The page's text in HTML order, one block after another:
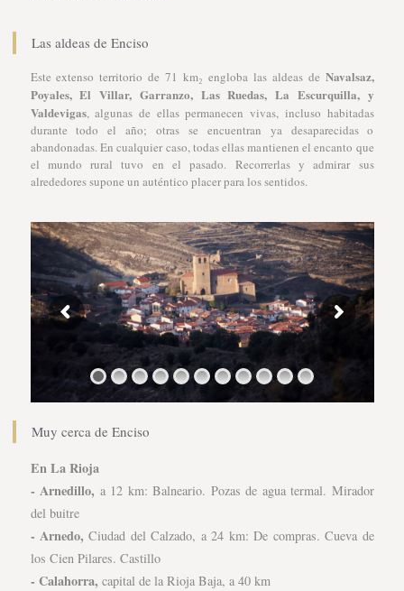
Las aldeas de Enciso
Este extenso territorio de 71 km₂ engloba las aldeas de Navalsaz,
Poyales, El Villar, Garranzo, Las Ruedas, La Escurquilla, y
Valdevigas, algunas de ellas permanecen vivas, incluso habitadas
durante todo el año; otras se encuentran ya desaparecidas o
abandonadas. En cualquier caso, todas ellas mantienen el encanto que
el mundo rural tuvo en el pasado. Recorrerlas y admirar sus
alrededores supone un auténtico placer para los sentidos.
Muy cerca de Enciso
En La Rioja
- Arnedillo, a 12 km: Balneario. Pozas de agua termal. Mirador
del buitre
- Arnedo, Ciudad del Calzado, a 24 km: De compras. Cueva de
los Cien Pilares. Castillo
- Calahorra, capital de la Rioja Baja, a 40 km